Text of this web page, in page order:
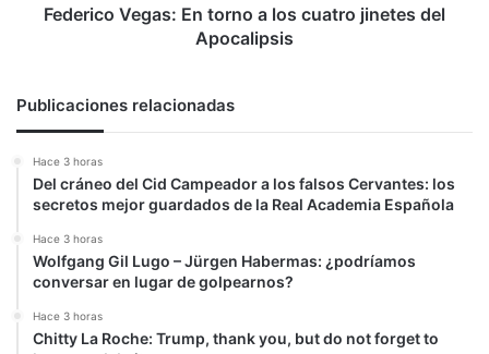
Apocalipsis
Federico Vegas: En torno a los cuatro jinetes del
Apocalipsis
Publicaciones relacionadas
Hace 3 horas
Del cráneo del Cid Campeador a los falsos Cervantes: los
secretos mejor guardados de la Real Academia Española
Hace 3 horas
Wolfgang Gil Lugo – Jürgen Habermas: ¿podríamos
conversar en lugar de golpearnos?
Hace 3 horas
Chitty La Roche: Trump, thank you, but do not forget to